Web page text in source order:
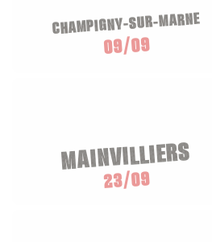
CHAMPIGNY-SUR-MARNE
09/09
MAINVILLIERS
23/09